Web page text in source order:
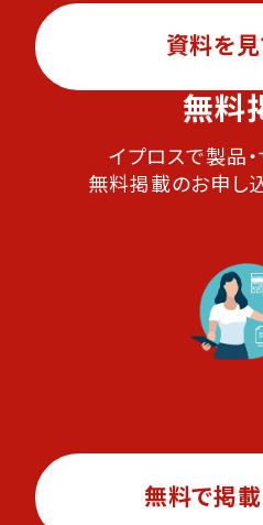
資料を
無料
イプロスで製品
無料掲載のお申し
無料で掲